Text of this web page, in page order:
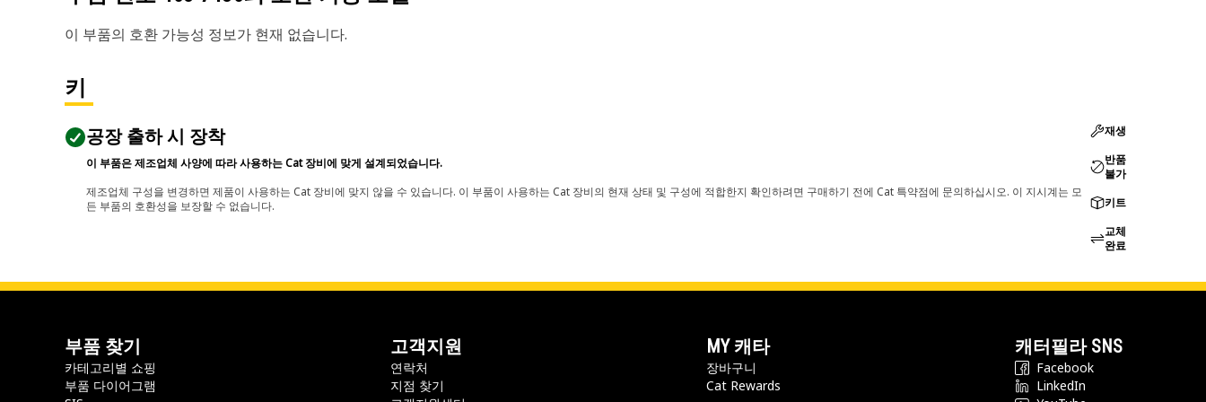
이 부품의 호환 가능성 정보가 현재 없습니다.
키
공장 출하 시 장착
이 부품은 제조업체 사양에 따라 사용하는 Cat 장비에 맞게 설계되었습니다.
제조업체 구성을 변경하면 제품이 사용하는 Cat 장비에 맞지 않을 수 있습니다. 이 부품이 사용하는 Cat 장비의 현재 상태 및 구성에 적합한지 확인하려면 구매하기 전에 Cat 특약점에 문의하십시오. 이 지시계는 모
든 부품의 호환성을 보장할 수 없습니다.
재생
반품
불가
키트
교체
완료
부품 찾기
카테고리별 쇼핑
부품 다이어그램
고객지원
연락처
지점 찾기
MY 캐타
장바구니
Cat Rewards
캐터필라 SNS
Facebook
LinkedIn